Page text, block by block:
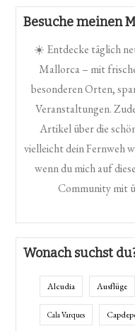
Besuche meinen
☀️ Entdecke täglich
Mallorca – mit
besonderen Orten,
Veranstaltungen.
Artikel über die
vielleicht dein Fernweh
wenn du mich auf
Community mit
Wonach suchst
Alcudia Ausflüge
Cala Varques